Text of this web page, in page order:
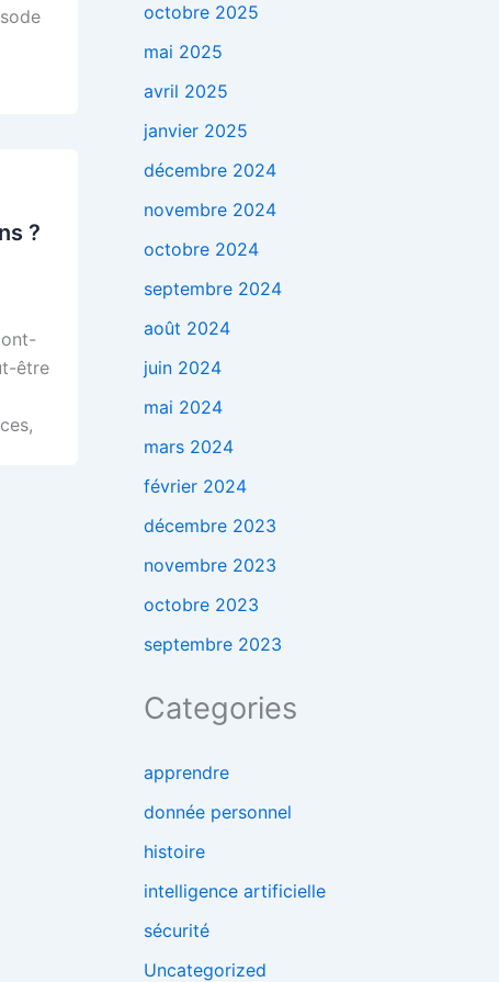
?
être
octobre 2025
mai 2025
avril 2025
janvier 2025
décembre 2024
novembre 2024
octobre 2024
septembre 2024
août 2024
juin 2024
mai 2024
mars 2024
février 2024
décembre 2023
novembre 2023
octobre 2023
septembre 2023
Categories
apprendre
donnée personnel
histoire
intelligence artificielle
sécurité
Uncategorized